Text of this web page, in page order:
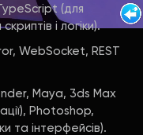
(для
і логіки).
WebSocket, REST
Maya, 3ds Max
Photoshop,
та інтерфейсів).